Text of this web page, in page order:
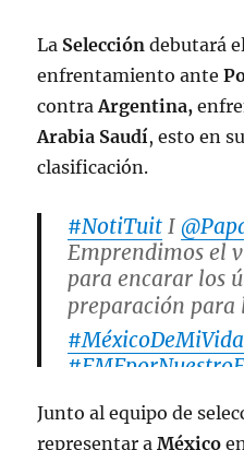
La Selección debutará
enfrentamiento ante
contraArgentina,
Arabia Saudí, esto en
clasificación.
#NotiTuit I
Emprendimos el
para encarar los
preparación para
#MéxicoDeMiVida
Junto al equipo de
representar aMéxico